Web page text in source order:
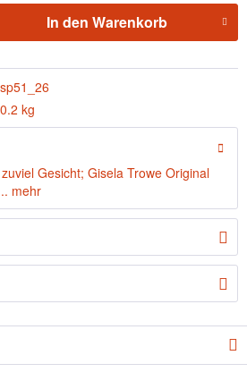
In den Warenkorb
sp51_26
0.2 kg
Gesicht; Gisela Trowe Original
mehr